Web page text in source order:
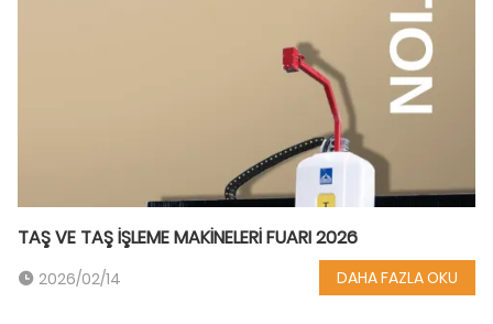
TAŞ VE TAŞ İŞLEME MAKİNELERİ FUARI 2026
2026/02/14 DAHA FAZLA OKU